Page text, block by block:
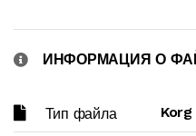
ИНФОРМАЦИЯ О
Тип файла